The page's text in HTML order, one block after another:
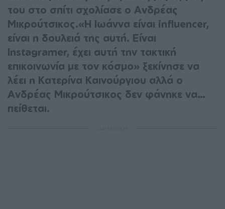
του στο σπίτι σχολίασε ο Ανδρέας
Μικρούτσικος.«Η Ιωάννα είναι influencer,
είναι η δουλειά της αυτή. Είναι
Instagramer, έχει αυτή την τακτική
επικοινωνία με τον κόσμο» ξεκίνησε να
λέει η Κατερίνα Καινούργιου αλλά ο
Ανδρέας Μικρούτσικος δεν φάνηκε να…
πείθεται.